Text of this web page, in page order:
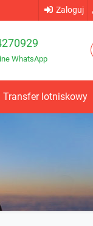
Zaloguj
WhatsApp
Transfer lotniskowy